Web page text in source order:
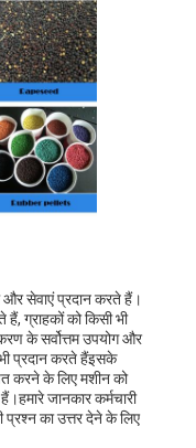
और सेवाएं प्रदान करते हैं।
ग्राहकों को किसी भी
के सर्वोत्तम उपयोग और
प्रदान करते हैंइसके
करने के लिए मशीन को
जानकार कर्मचारी
का उत्तर देने के लिए